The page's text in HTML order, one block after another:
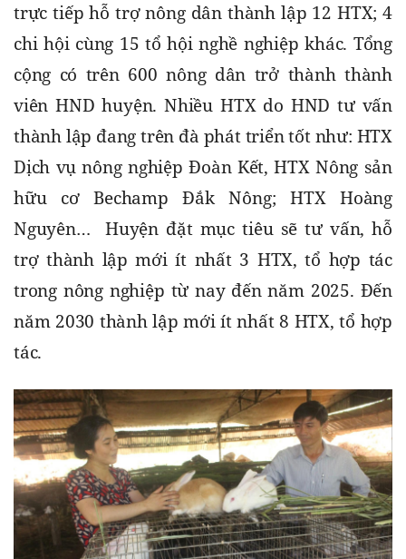
trực tiếp hỗ trợ nông dân thành lập 12 HTX; 4
chi hội cùng 15 tổ hội nghề nghiệp khác. Tổng
cộng có trên 600 nông dân trở thành thành
viên HND huyện. Nhiều HTX do HND tư vấn
thành lập đang trên đà phát triển tốt như: HTX
Dịch vụ nông nghiệp Đoàn Kết, HTX Nông sản
hữu cơ Bechamp Đắk Nông; HTX Hoàng
Nguyên…  Huyện đặt mục tiêu sẽ tư vấn, hỗ
trợ thành lập mới ít nhất 3 HTX, tổ hợp tác
trong nông nghiệp từ nay đến năm 2025. Đến
năm 2030 thành lập mới ít nhất 8 HTX, tổ hợp
tác.